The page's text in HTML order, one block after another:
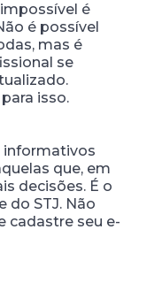
é
é possível
mas é
se
isso.
informativos
que, em
decisões. É o
do STJ. Não
cadastre seu e-